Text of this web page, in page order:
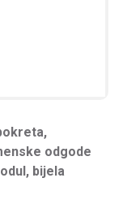
odgode
bijela